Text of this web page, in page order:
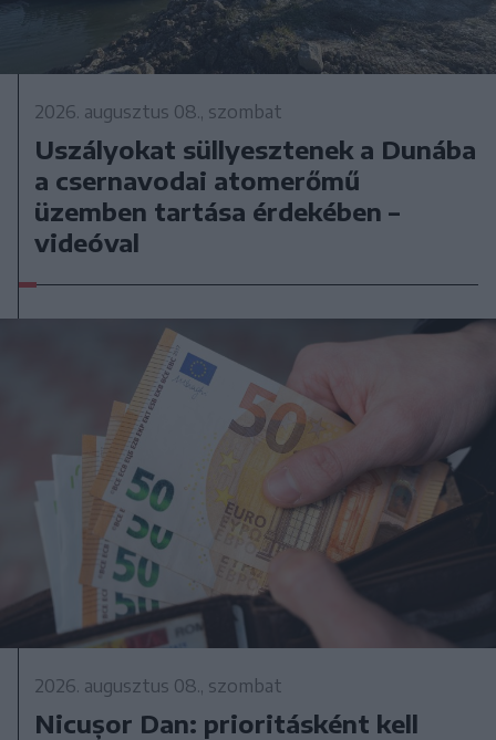
2026. augusztus 08., szombat
Uszályokat süllyesztenek a Dunába
a csernavodai atomerőmű
üzemben tartása érdekében –
videóval
2026. augusztus 08., szombat
Nicușor Dan: prioritásként kell